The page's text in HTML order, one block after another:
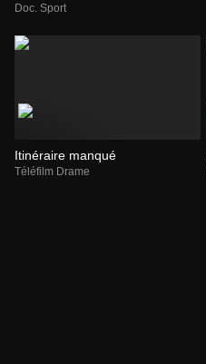
Doc. Sport
Itinéraire manqué
Téléfilm Drame